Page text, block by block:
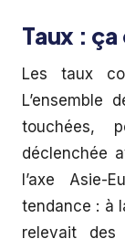
Taux :
Les taux
L’ensemble
touchées,
déclenchée
l’axe Asie-
tendance : à
relevait des